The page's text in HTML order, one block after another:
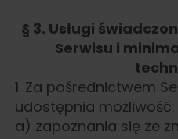
§ 3. Usługi
Serwisu i
1. Za pośrednictwem
udostępnia możliwość:
a) zapoznania się ze